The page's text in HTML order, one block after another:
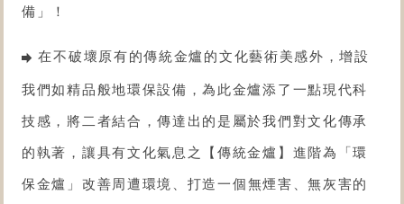
備 」！
在不破壞原有的傳統金爐的文化藝術美感外，增設
我們如精品般地環保設備，為此金爐添了一點現代科
技感，將二者結合​，傳達出的是屬於我們對文化傳承
的執著，讓具有文化氣息之【傳統金爐】進階為「環
保金爐 」改善周遭環境、打造一個無煙害、無灰害的